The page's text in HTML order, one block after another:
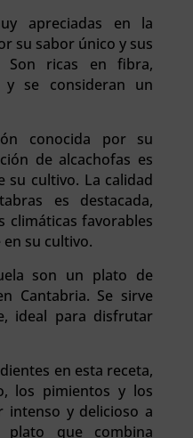
apreciadas en la
su sabor único y sus
Son ricas en fibra,
y se consideran un
conocida por su
de alcachofas es
cultivo. La calidad
es destacada,
climáticas favorables
su cultivo.
son un plato de
Cantabria. Se sirve
ideal para disfrutar
en esta receta,
los pimientos y los
intenso y delicioso a
plato que combina